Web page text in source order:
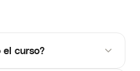
el curso?